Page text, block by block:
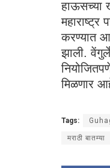
हाऊसच्या
करण्यात
झाली.
मिळणार
Tags:
मराठी बातम्या